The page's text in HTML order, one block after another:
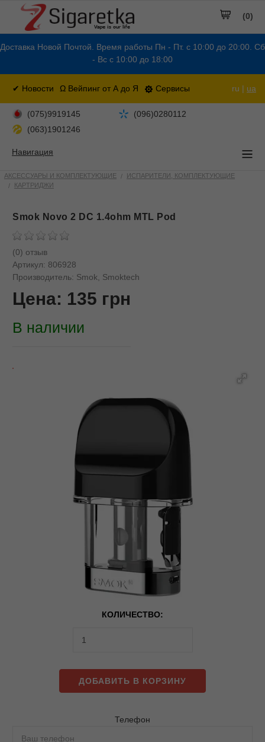
Доставка Новой Почтой. Время работы Пн - Пт. с 10:00 до 20:00. Сб
- Вс с 10:00 до 18:00
✔ Новости Ω Вейпинг от А до Я Сервисы ru | ua
(0)
(075)9919145
(096)0280112
(063)1901246
Навигация
АКСЕССУАРЫ И КОМПЛЕКТУЮЩИЕ
ИСПАРИТЕЛИ, КОМПЛЕКТУЮЩИЕ
КАРТРИДЖИ
Smok Novo 2 DC 1.4ohm MTL Pod
(0) отзыв
Артикул: 806928
Производитель: Smok, Smoktech
Цена: 135 грн
В наличии
КОЛИЧЕСТВО:
ДОБАВИТЬ В КОРЗИНУ
Телефон